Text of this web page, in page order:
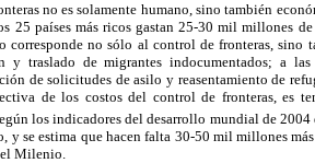
no es solamente humano, sino también
25 países más ricos gastan 25-30 mil millones
corresponde no sólo al control de fronteras,
y traslado de migrantes indocumentados; a
de solicitudes de asilo y reasentamiento de
de los costos del control de fronteras, es
los indicadores del desarrollo mundial de
y se estima que hacen falta 30-50 mil millones
Milenio.